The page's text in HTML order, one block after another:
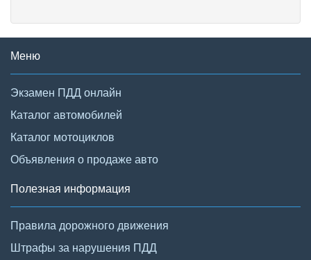
Меню
Экзамен ПДД онлайн
Каталог автомобилей
Каталог мотоциклов
Объявления о продаже авто
Полезная информация
Правила дорожного движения
Штрафы за нарушения ПДД